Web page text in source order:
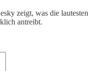
zeigt, was die lautesten
antreibt.